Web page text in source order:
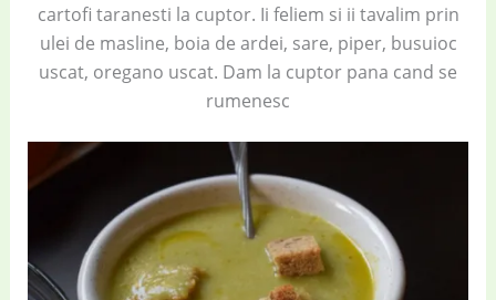
cartofi taranesti la cuptor. Ii feliem si ii tavalim prin
ulei de masline, boia de ardei, sare, piper, busuioc
uscat, oregano uscat. Dam la cuptor pana cand se
rumenesc